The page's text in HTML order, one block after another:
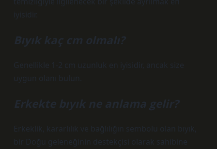
iyisidir.
Bıyık kaç cm olmalı?
Genellikle 1-2 cm uzunluk en iyisidir, ancak size
uygun olanı bulun.
Erkekte bıyık ne anlama gelir?
Erkeklik, kararlılık ve bağlılığın sembolü olan bıyık,
bir Doğu geleneğinin destekçisi olarak sahibine